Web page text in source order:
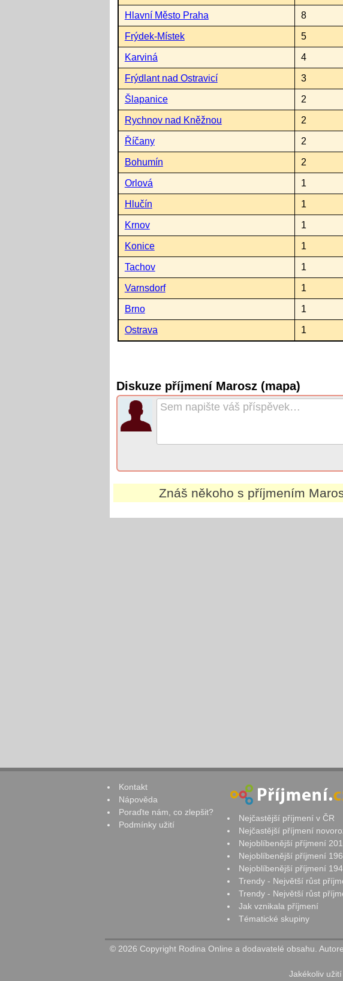
Hlavní Město Praha 8
Frýdek-Místek 5
Karviná 4
Frýdlant nad Ostravicí 3
Šlapanice 2
Rychnov nad Kněžnou 2
Říčany 2
Bohumín 2
Orlová 1
Hlučín 1
Krnov 1
Konice 1
Tachov 1
Varnsdorf 1
Brno 1
Ostrava 1
Diskuze příjmení Marosz (mapa)
Znáš někoho s příjmením
Kontakt
Nápověda
Poraďte nám, co zlepšit?
Podmínky užití
Nejčastější příjmení v ČR
Nejčastější příjmení
Nejoblíbenější příjmení
Nejoblíbenější příjmení
Nejoblíbenější příjmení
Trendy - Největší růst
Trendy - Největší růst
Jak vznikala příjmení
Tématické skupiny
© 2026 Copyright Rodina Online a dodavatelé obsahu.
Jakékoliv